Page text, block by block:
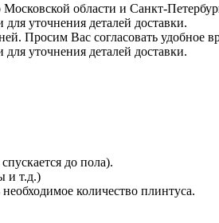
области и Санкт-
уточнения деталей доставки.
Просим Вас согласовать удобное
уточнения деталей доставки.
до пола).
и т.д.)
количество плинтуса.